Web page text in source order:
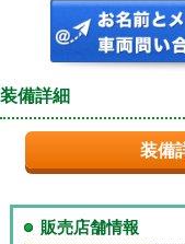
装備詳細
装備
販売店舗情報